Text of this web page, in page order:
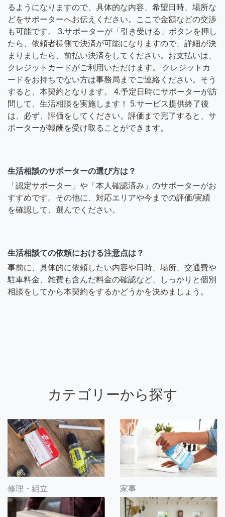
るようになりますので、具体的な内容、希望日時、場所な
どをサポーターへお伝えください。ここで金額などの交渉
も可能です。 3.サポーターが「引き受ける」ボタンを押し
たら、依頼者様側で決済が可能になりますので、詳細が決
まりましたら、前払い決済をしてください。お支払いは、
クレジットカードがご利用いただけます。 クレジットカ
ードをお持ちでない方は事務局までご連絡ください。そう
すると、本契約となります。 4.予定日時にサポーターが訪
問して、生活相談を実施します！ 5.サービス提供終了後
は、必ず、評価をしてください。評価まで完了すると、サ
ポーターが報酬を受け取ることができます。
生活相談のサポーターの選び方は？
「認定サポーター」や「本人確認済み」のサポーターがお
すすめです。その他に、対応エリアや今までの評価/実績
を確認して、選んでください。
生活相談ての依頼における注意点は？
事前に、具体的に依頼したい内容や日時、場所、交通費や
駐車料金、雑費も含んだ料金の確認など、しっかりと個別
相談をしてから本契約をするかどうかを決めましょう。
カテゴリーから探す
修理・組立 家事